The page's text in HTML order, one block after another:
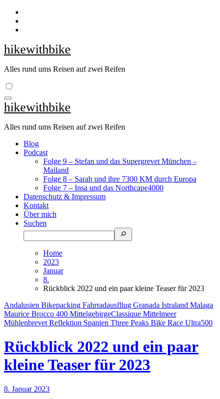
Zum
Inhalt
springen
hikewithbike
Alles rund ums Reisen auf zwei Reifen
hikewithbike
Alles rund ums Reisen auf zwei Reifen
Blog
Podcast
Folge 9 – Stefan und das Supergrevet München –
Mailand
Folge 8 – Sarah und ihre 7300 KM durch Europa
Folge 7 – Insa und das Northcape4000
Datenschutz & Impressum
Kontakt
Über mich
Suchen
Home
2023
Januar
8.
Rückblick 2022 und ein paar kleine Teaser für 2023
Andalusien Bikepacking Fahrradausfllug Granada Istraland Malaga
Maurice Brocco 400 MittelgebirgeClassique Mittelmeer
Mühlenbrevet Reflektion Spanien Three Peaks Bike Race Ultra500
Rückblick 2022 und ein paar
kleine Teaser für 2023
8. Januar 2023